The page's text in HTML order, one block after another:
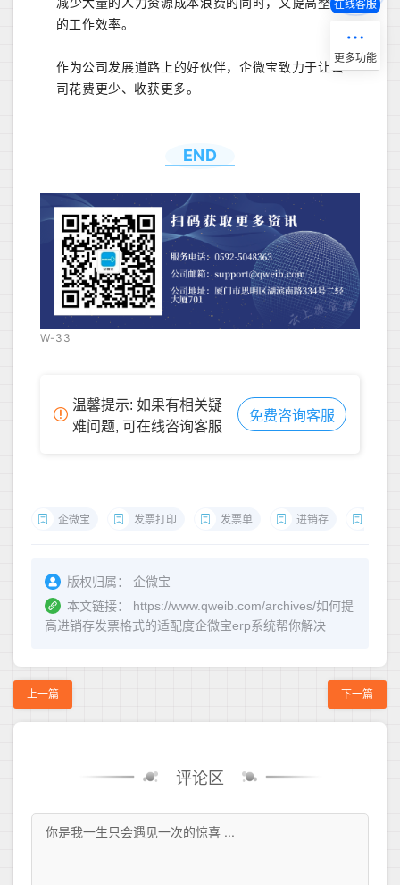
的工作效率。
作为公司发展道路上的好伙伴，企微宝致力于让公
司花费更少、收获更多。
END
W-33
温馨提示: 如果有相关疑
难问题, 可在线咨询客服
免费咨询客服
企微宝 发票打印 发票单 进销存
版权归属：
企微宝
本文链接：
https://www.qweib.com/archives/如何提
高进销存发票格式的适配度企微宝erp系统帮你解决
上一篇 下一篇
评论区
在线客服